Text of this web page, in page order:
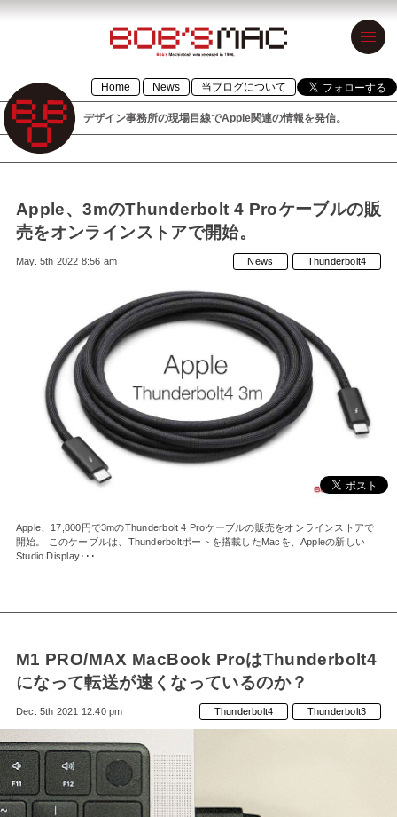
BOB’S MAC
ボブズマック
デザイン事務
所の現場目線
情報を発信。
1996年設立の
MACINTOSH」
が令和元年に
「BOB’S
MAC」として
復活！
Home News 当ブログについて
デザイン事務所の現場目線でApple関連の情報を発信。
Apple、3mのThunderbolt 4 Proケーブルの販
売をオンラインストアで開始。
May. 5th 2022 8:56 am News Thunderbolt4
Apple、17,800円で3mのThunderbolt 4 Proケーブルの販売をオンラインストアで
開始。 このケーブルは、Thunderboltポートを搭載したMacを、Appleの新しい
Studio Display･･･
M1 PRO/MAX MacBook ProはThunderbolt4
になって転送が速くなっているのか？
Dec. 5th 2021 12:40 pm Thunderbolt4 Thunderbolt3